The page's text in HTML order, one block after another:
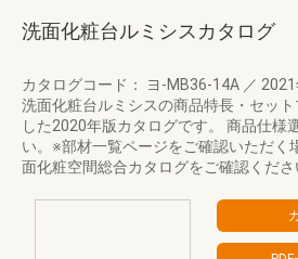
洗面化粧台ルミシスカタログ
カタログコード： ヨ-MB36-14A ／ 2021
洗面化粧台ルミシスの商品特長・セッ
した2020年版カタログです。 商品仕様
い。※部材一覧ページをご確認いただく
面化粧空間総合カタログをご確認くださ